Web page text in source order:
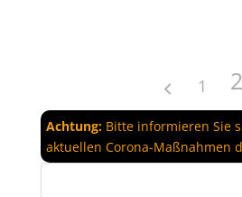
1 2
Achtung:Bitte informieren Sie
aktuellen Corona-Maßnahmen